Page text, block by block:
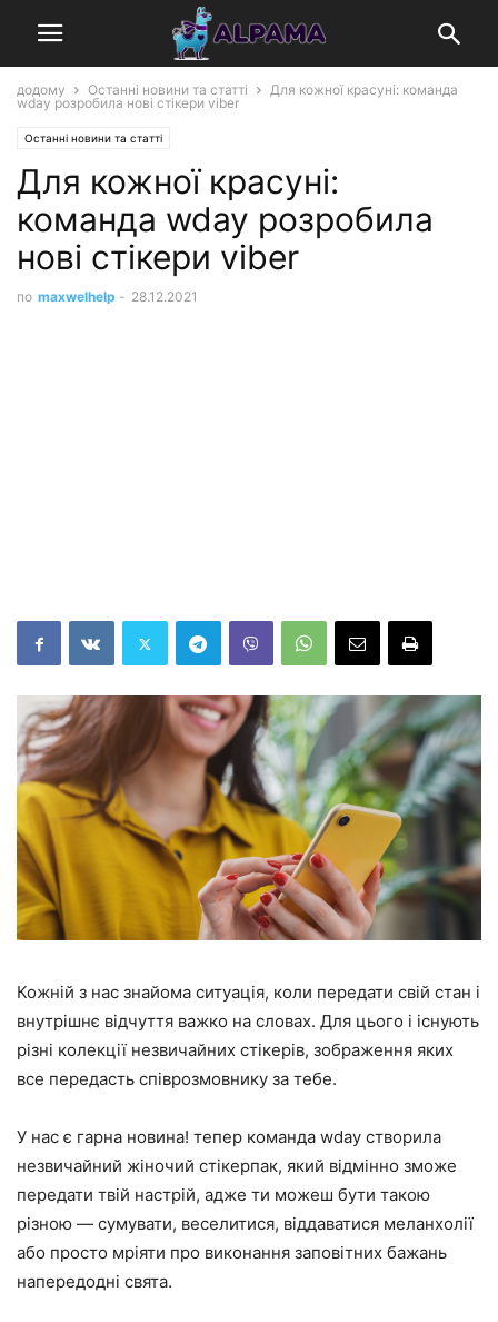
додому Останні новини та статті
Для кожної красуні: команда
wday розробила нові стікери viber
Останні новини та статті
Для кожної красуні:
команда wday розробила
нові стікери viber
по maxwelhelp - 28.12.2021
Кожній з нас знайома ситуація, коли передати свій стан і
внутрішнє відчуття важко на словах. Для цього і існують
різні колекції незвичайних стікерів, зображення яких
все передасть співрозмовнику за тебе.
У нас є гарна новина! тепер команда wday створила
незвичайний жіночий стікерпак, який відмінно зможе
передати твій настрій, адже ти можеш бути такою
різною — сумувати, веселитися, віддаватися меланхолії
або просто мріяти про виконання заповітних бажань
напередодні свята.